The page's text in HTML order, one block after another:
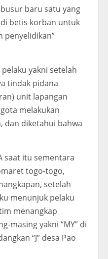
baru satu yang
betis korban untuk
penyelidikan”
yakni setelah
tindak pidana
unit lapangan
melakukan
dan diketahui bahwa
saat itu sementara
togo-togo,
setelah
menunjuk pelaku
tim menangkap
masing yakni “MY” di
“J” desa Pao